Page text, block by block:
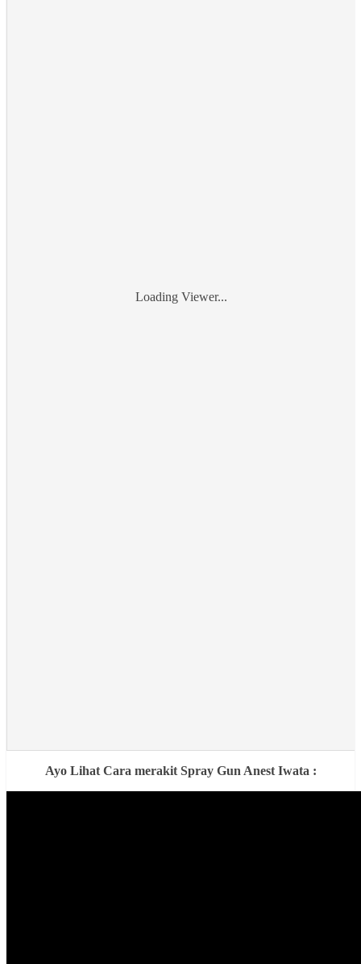
Loading Viewer...
Ayo Lihat Cara merakit Spray Gun Anest Iwata :